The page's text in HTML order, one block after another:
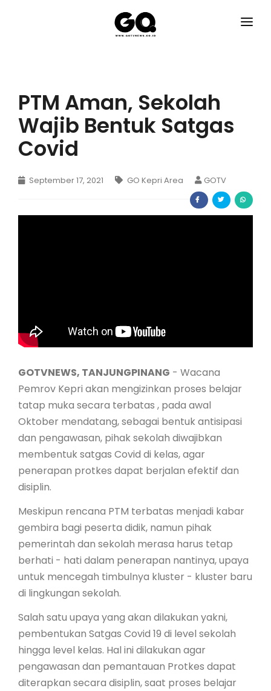
GO HUMKRIM
GO RAGAM
GO NASIONAL
GO SPORT
GO ENTERTAIN
PTM Aman, Sekolah
Wajib Bentuk Satgas
Covid
September 17, 2021 GO Kepri Area GOTV
GOTVNEWS, TANJUNGPINANG - Wacana
Pemrov Kepri akan mengizinkan proses belajar
tatap muka secara terbatas , pada awal
Oktober mendatang, sebagai bentuk antisipasi
dan pengawasan, pihak sekolah diwajibkan
membentuk satgas Covid di kelas, agar
penerapan protkes dapat berjalan efektif dan
disiplin.
Meskipun rencana PTM terbatas menjadi kabar
gembira bagi peserta didik, namun pihak
pemerintah dan sekolah merasa harus tetap
berhati - hati dalam penerapan nantinya, upaya
untuk mencegah timbulnya kluster - kluster baru
di lingkungan sekolah.
Salah satu upaya yang akan dilakukan yakni,
pembentukan Satgas Covid 19 di level sekolah
hingga level kelas. Hal ini dilakukan agar
pengawasan dan pemantauan Protkes dapat
diterapkan secara disiplin, saat proses belajar